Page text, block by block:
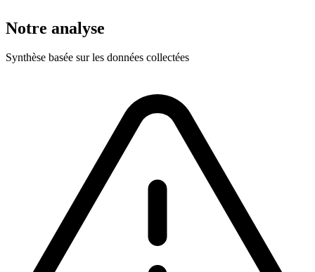
Notre analyse
Synthèse basée sur les données collectées